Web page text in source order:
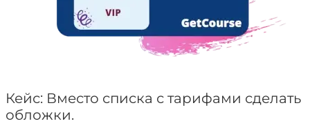
Кейс: Вместо списка с тарифами сделать
обложки.